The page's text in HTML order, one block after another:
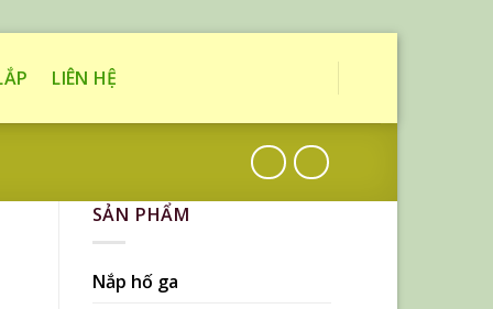
LIÊN HỆ
SẢN PHẨM
Nắp hố ga